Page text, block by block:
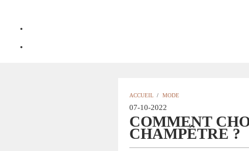
ACCUEIL / MODE
07-10-2022
COMMENT
CHAMPÊTRE ?